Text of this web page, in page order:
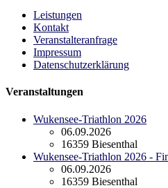
Leistungen
Kontakt
Veranstalteranfrage
Impressum
Datenschutzerklärung
Veranstaltungen
Wukensee-Triathlon 2026
06.09.2026
16359 Biesenthal
Wukensee-Triathlon 2026 -
06.09.2026
16359 Biesenthal